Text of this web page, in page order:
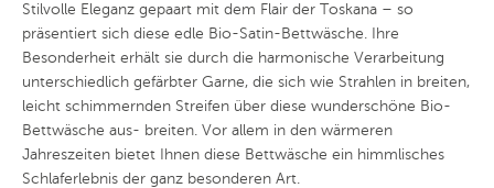
Stilvolle Eleganz gepaart mit dem Flair der Toskana – so
präsentiert sich diese edle Bio-Satin-Bettwäsche. Ihre
Besonderheit erhält sie durch die harmonische Verarbeitung
unterschiedlich gefärbter Garne, die sich wie Strahlen in breiten,
leicht schimmernden Streifen über diese wunderschöne Bio-
Bettwäsche aus- breiten. Vor allem in den wärmeren
Jahreszeiten bietet Ihnen diese Bettwäsche ein himmlisches
Schlaferlebnis der ganz besonderen Art.